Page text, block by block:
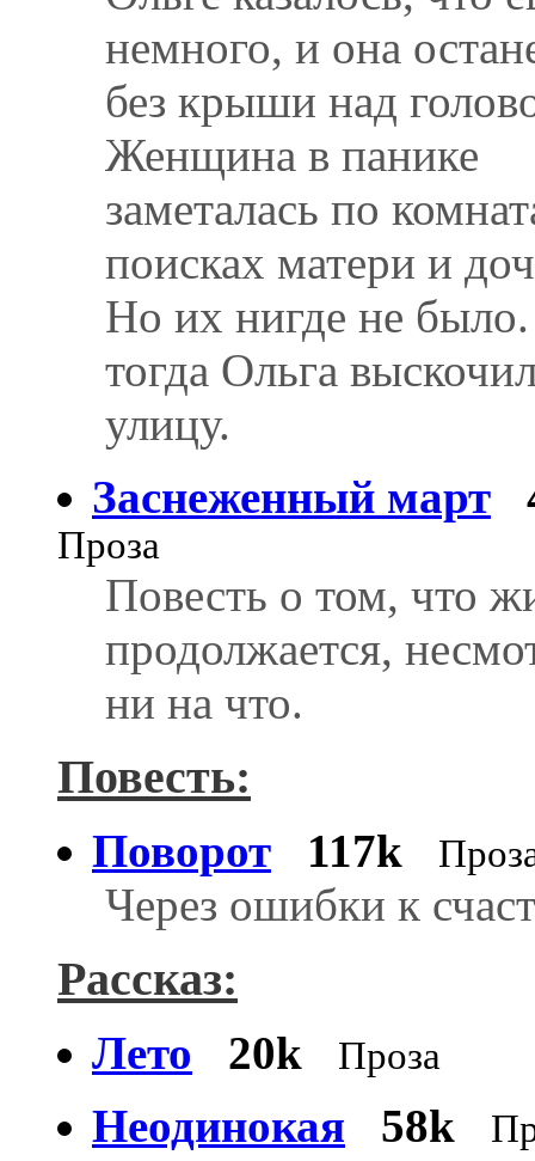
немного, и она
без крыши над
Женщина в панике
заметалась по
поисках матери и
Но их нигде не
тогда Ольга
улицу.
Заснеженный март
Проза
Повесть о том, что
продолжается,
ни на что.
Повесть:
Поворот 117k
Через ошибки к
Рассказ:
Лето 20k Проза
Неодинокая 58k